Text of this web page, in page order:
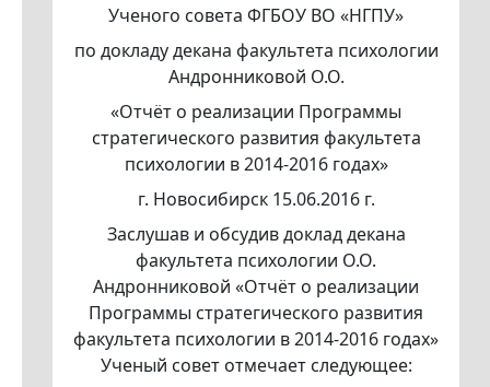
Ученого совета ФГБОУ ВО «НГПУ»
по докладу декана факультета психологии
Андронниковой О.О.
«Отчёт о реализации Программы
стратегического развития факультета
психологии в 2014-2016 годах»
г. Новосибирск 15.06.2016 г.
Заслушав и обсудив доклад декана
факультета психологии О.О.
Андронниковой «Отчёт о реализации
Программы стратегического развития
факультета психологии в 2014-2016 годах»
Ученый совет отмечает следующее: